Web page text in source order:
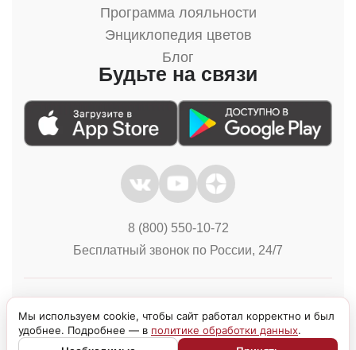
Программа лояльности
Энциклопедия цветов
Блог
Будьте на связи
8 (800) 550-10-72
Бесплатный звонок по России, 24/7
Мы используем cookie, чтобы сайт работал корректно и был
удобнее. Подробнее — в политике обработки данных.